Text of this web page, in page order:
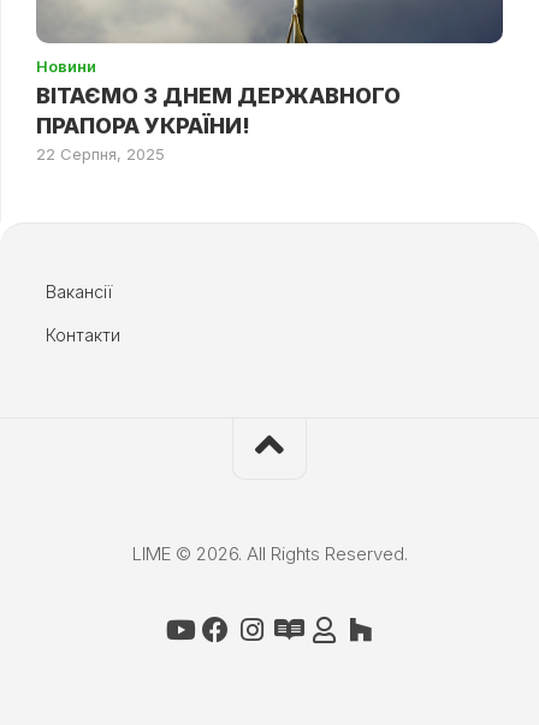
Новини
ВІТАЄМО З ДНЕМ ДЕРЖАВНОГО
ПРАПОРА УКРАЇНИ!
22 Серпня, 2025
Вакансії
Контакти
LIME © 2026. All Rights Reserved.